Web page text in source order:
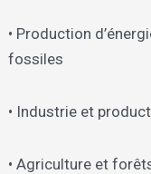
• Production
fossiles
• Industrie et
• Agriculture et